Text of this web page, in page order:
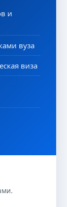
и
вуза
виза